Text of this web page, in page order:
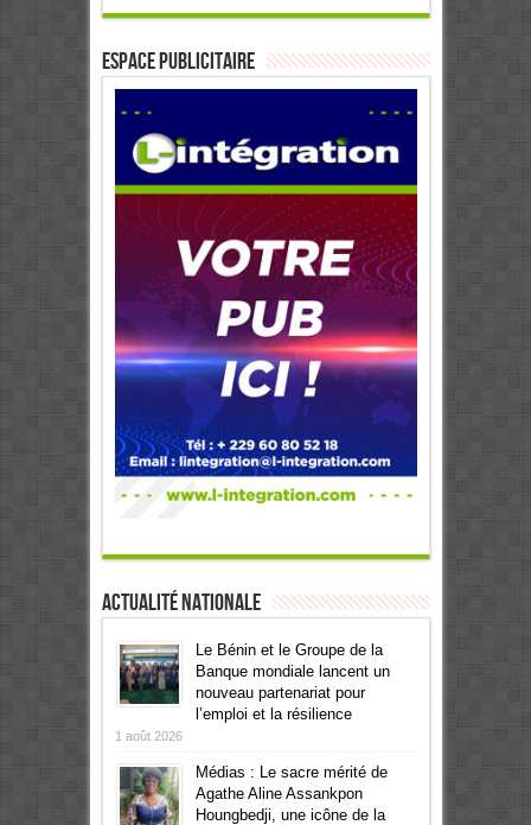
ESPACE PUBLICITAIRE
Actualité Nationale
Le Bénin et le Groupe de la
Banque mondiale lancent un
nouveau partenariat pour
l’emploi et la résilience
1 août 2026
Médias : Le sacre mérité de
Agathe Aline Assankpon
Houngbedji, une icône de la